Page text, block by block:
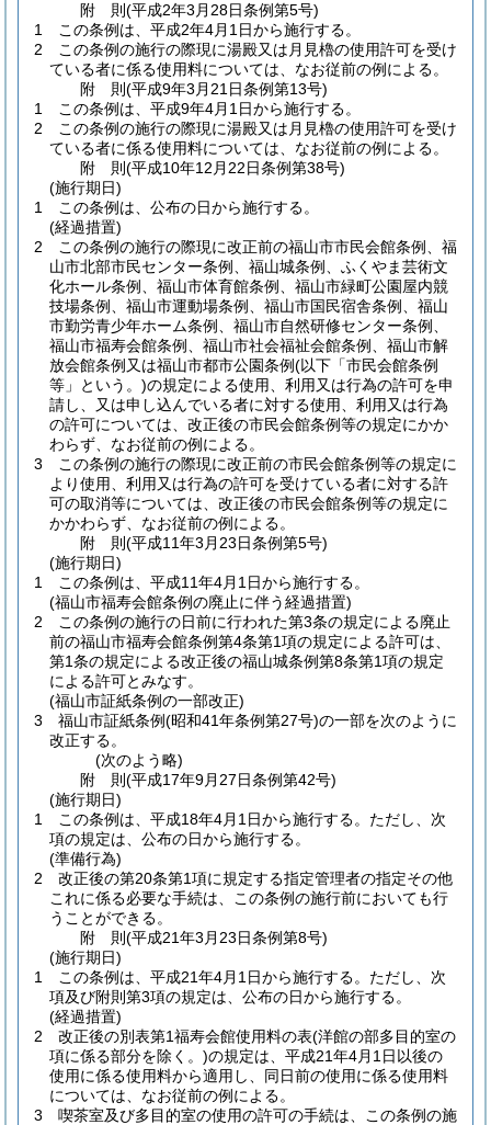
附 則(平成2年3月28日条例第5号)
1
この条例は、平成2年4月1日から施行する。
2
この条例の施行の際現に湯殿又は月見櫓の使用許可を受け
ている者に係る使用料については、なお従前の例による。
附 則(平成9年3月21日条例第13号)
1
この条例は、平成9年4月1日から施行する。
2
この条例の施行の際現に湯殿又は月見櫓の使用許可を受け
ている者に係る使用料については、なお従前の例による。
附 則(平成10年12月22日条例第38号)
(施行期日)
1
この条例は、公布の日から施行する。
(経過措置)
2
この条例の施行の際現に改正前の福山市市民会館条例、福
山市北部市民センター条例、福山城条例、ふくやま芸術文
化ホール条例、福山市体育館条例、福山市緑町公園屋内競
技場条例、福山市運動場条例、福山市国民宿舎条例、福山
市勤労青少年ホーム条例、福山市自然研修センター条例、
福山市福寿会館条例、福山市社会福祉会館条例、福山市解
放会館条例又は福山市都市公園条例(以下「市民会館条例
等」という。)の規定による使用、利用又は行為の許可を申
請し、又は申し込んでいる者に対する使用、利用又は行為
の許可については、改正後の市民会館条例等の規定にかか
わらず、なお従前の例による。
3
この条例の施行の際現に改正前の市民会館条例等の規定に
より使用、利用又は行為の許可を受けている者に対する許
可の取消等については、改正後の市民会館条例等の規定に
かかわらず、なお従前の例による。
附 則(平成11年3月23日条例第5号)
(施行期日)
1
この条例は、平成11年4月1日から施行する。
(福山市福寿会館条例の廃止に伴う経過措置)
2
この条例の施行の日前に行われた第3条の規定による廃止
前の福山市福寿会館条例第4条第1項の規定による許可は、
第1条の規定による改正後の福山城条例第8条第1項の規定
による許可とみなす。
(福山市証紙条例の一部改正)
3
福山市証紙条例(昭和41年条例第27号)の一部を次のように
改正する。
(次のよう略)
附 則(平成17年9月27日条例第42号)
(施行期日)
1
この条例は、平成18年4月1日から施行する。 ただし、次
項の規定は、公布の日から施行する。
(準備行為)
2
改正後の第20条第1項に規定する指定管理者の指定その他
これに係る必要な手続は、この条例の施行前においても行
うことができる。
附 則(平成21年3月23日条例第8号)
(施行期日)
1
この条例は、平成21年4月1日から施行する。 ただし、次
項及び附則第3項の規定は、公布の日から施行する。
(経過措置)
2
改正後の別表第1福寿会館使用料の表(洋館の部多目的室の
項に係る部分を除く。)の規定は、平成21年4月1日以後の
使用に係る使用料から適用し、同日前の使用に係る使用料
については、なお従前の例による。
3
喫茶室及び多目的室の使用の許可の手続は、この条例の施